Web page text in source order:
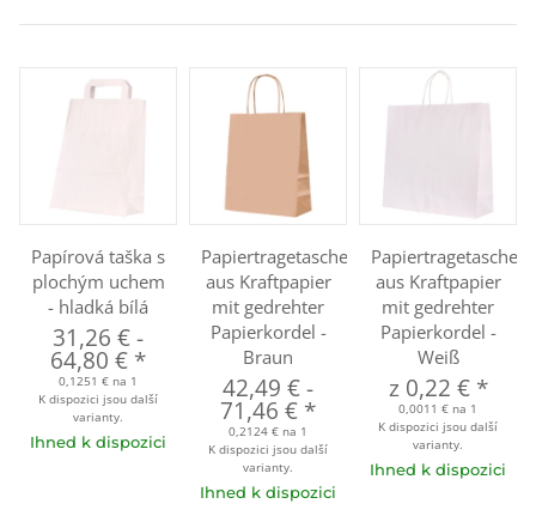
Papírová taška s
plochým uchem
- hladká bílá
31,26 €-
64,80 € *
0,1251 € na 1
K dispozici jsou další
varianty.
Ihned k dispozici
Papiertragetasche
aus Kraftpapier
mit gedrehter
Papierkordel -
Braun
42,49 €-
71,46 € *
0,2124 € na 1
K dispozici jsou další
varianty.
Ihned k dispozici
Papiertragetasche
aus Kraftpapier
mit gedrehter
Papierkordel -
Weiß
z 0,22 € *
0,0011 € na 1
K dispozici jsou další
varianty.
Ihned k dispozici